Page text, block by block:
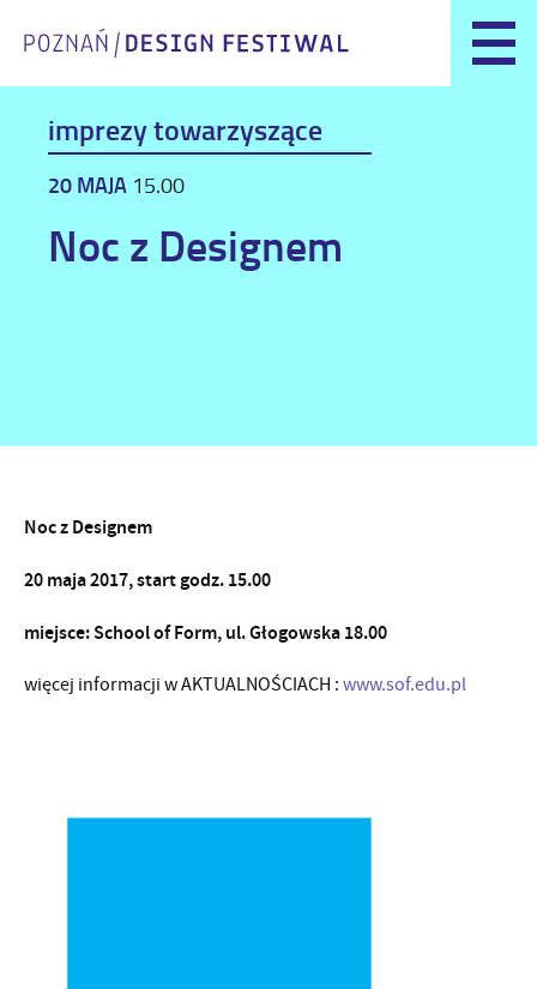
imprezy towarzyszące
20 MAJA 15.00
Noc z Designem
Noc z Designem
20 maja 2017, start godz. 15.00
miejsce: School of Form, ul. Głogowska 18.00
więcej informacji w AKTUALNOŚCIACH : www.sof.edu.pl